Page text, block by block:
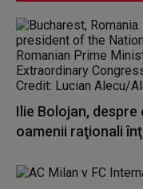
Ilie Bolojan,
oamenii raţionali